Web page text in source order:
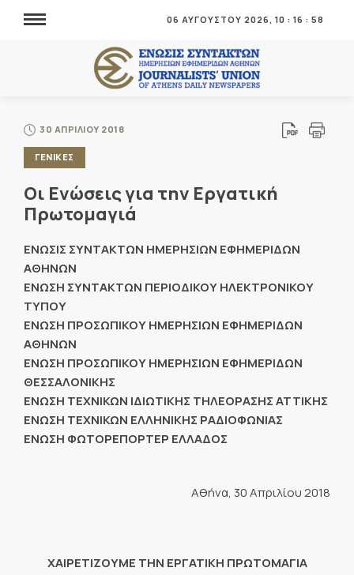
06 ΑΥΓΟΥΣΤΟΥ 2026, 10 : 16 : 58
30 ΑΠΡΙΛΙΟΥ 2018
ΓΕΝΙΚΕΣ
Οι Ενώσεις για την Εργατική
Πρωτομαγιά
ΕΝΩΣΙΣ ΣΥΝΤΑΚΤΩΝ ΗΜΕΡΗΣΙΩΝ ΕΦΗΜΕΡΙΔΩΝ
ΑΘΗΝΩΝ
ΕΝΩΣΗ ΣΥΝΤΑΚΤΩΝ ΠΕΡΙΟΔΙΚΟΥ ΗΛΕΚΤΡΟΝΙΚΟΥ
ΤΥΠΟΥ
ΕΝΩΣΗ ΠΡΟΣΩΠΙΚΟΥ ΗΜΕΡΗΣΙΩΝ ΕΦΗΜΕΡΙΔΩΝ
ΑΘΗΝΩΝ
ΕΝΩΣΗ ΠΡΟΣΩΠΙΚΟΥ ΗΜΕΡΗΣΙΩΝ ΕΦΗΜΕΡΙΔΩΝ
ΘΕΣΣΑΛΟΝΙΚΗΣ
ΕΝΩΣΗ ΤΕΧΝΙΚΩΝ ΙΔΙΩΤΙΚΗΣ ΤΗΛΕΟΡΑΣΗΣ ΑΤΤΙΚΗΣ
ENΩΣΗ ΤΕΧΝΙΚΩΝ ΕΛΛΗΝΙΚΗΣ ΡΑΔΙΟΦΩΝΙΑΣ
ΕΝΩΣΗ ΦΩΤΟΡΕΠΟΡΤΕΡ ΕΛΛΑΔΟΣ
Αθήνα, 30 Απριλίου 2018
ΧΑΙΡΕΤΙΖΟΥΜΕ ΤΗΝ ΕΡΓΑΤΙΚΗ ΠΡΩΤΟΜΑΓΙΑ